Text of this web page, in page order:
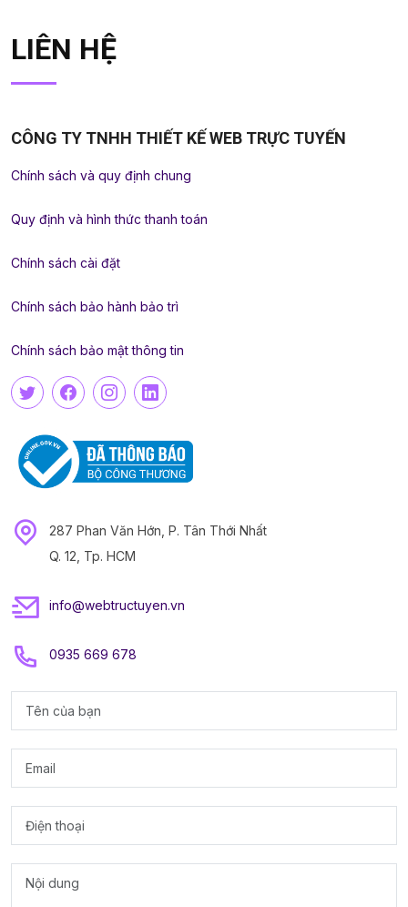
LIÊN HỆ
CÔNG TY TNHH THIẾT KẾ WEB TRỰC TUYẾN
Chính sách và quy định chung
Quy định và hình thức thanh toán
Chính sách cài đặt
Chính sách bảo hành bảo trì
Chính sách bảo mật thông tin
287 Phan Văn Hớn, P. Tân Thới Nhất
Q. 12, Tp. HCM
info@webtructuyen.vn
0935 669 678